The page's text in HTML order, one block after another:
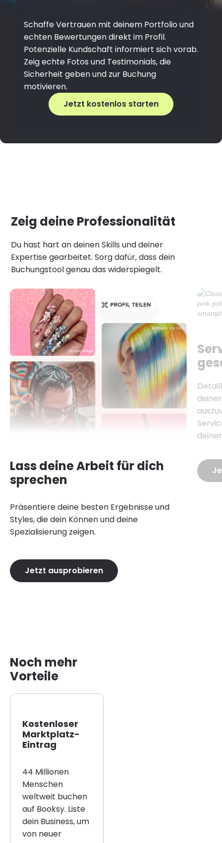
Schaffe Vertrauen mit deinem Portfolio und
echten Bewertungen direkt im Profil.
Potenzielle Kundschaft informiert sich vorab.
Zeig echte Fotos und Testimonials, die
Sicherheit geben und zur Buchung
motivieren.
Jetzt kostenlos starten
Zeig deine Professionalität
Du hast hart an deinen Skills und deiner
Expertise gearbeitet. Sorg dafür, dass dein
Buchungstool genau das widerspiegelt.
Lass deine Arbeit für dich
sprechen
Präsentiere deine besten Ergebnisse und
Styles, die dein Können und deine
Spezialisierung zeigen.
Jetzt ausprobieren
Noch mehr
Vorteile
Kostenloser
Marktplatz-
Eintrag
44 Millionen
Menschen
weltweit buchen
auf Booksy. Liste
dein Business, um
von neuer